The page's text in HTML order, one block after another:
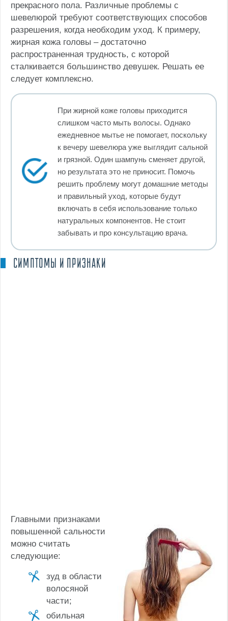
прекрасного пола. Различные проблемы с
шевелюрой требуют соответствующих способов
разрешения, когда необходим уход. К примеру,
жирная кожа головы – достаточно
распространенная трудность, с которой
сталкивается большинство девушек. Решать ее
следует комплексно.
При жирной коже головы приходится
слишком часто мыть волосы. Однако
ежедневное мытье не помогает, поскольку
к вечеру шевелюра уже выглядит сальной
и грязной. Один шампунь сменяет другой,
но результата это не приносит. Помочь
решить проблему могут домашние методы
и правильный уход, которые будут
включать в себя использование только
натуральных компонентов. Не стоит
забывать и про консультацию врача.
СИМПТОМЫ И ПРИЗНАКИ
Главными признаками
повышенной сальности
можно считать
следующие:
зуд в области
волосяной
части;
обильная